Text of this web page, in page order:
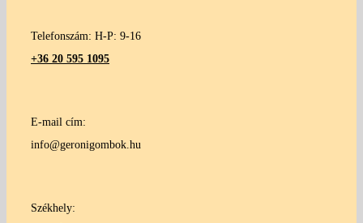
Telefonszám: H-P: 9-16
+36 20 595 1095
E-mail cím:
info@geronigombok.hu
Székhely: